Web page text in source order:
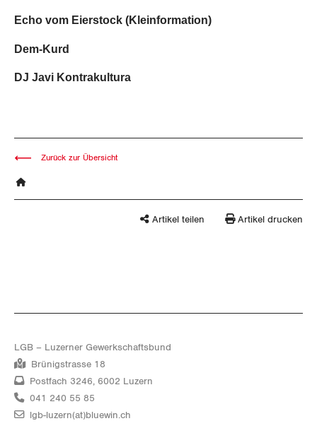
Echo vom Eierstock (Kleinformation)
Dem-Kurd
DJ Javi Kontrakultura
Zurück zur Übersicht
Artikel teilen Artikel drucken
LGB – Luzerner Gewerkschaftsbund
Brünigstrasse 18
Postfach 3246, 6002 Luzern
041 240 55 85
lgb-luzern(at)bluewin.ch